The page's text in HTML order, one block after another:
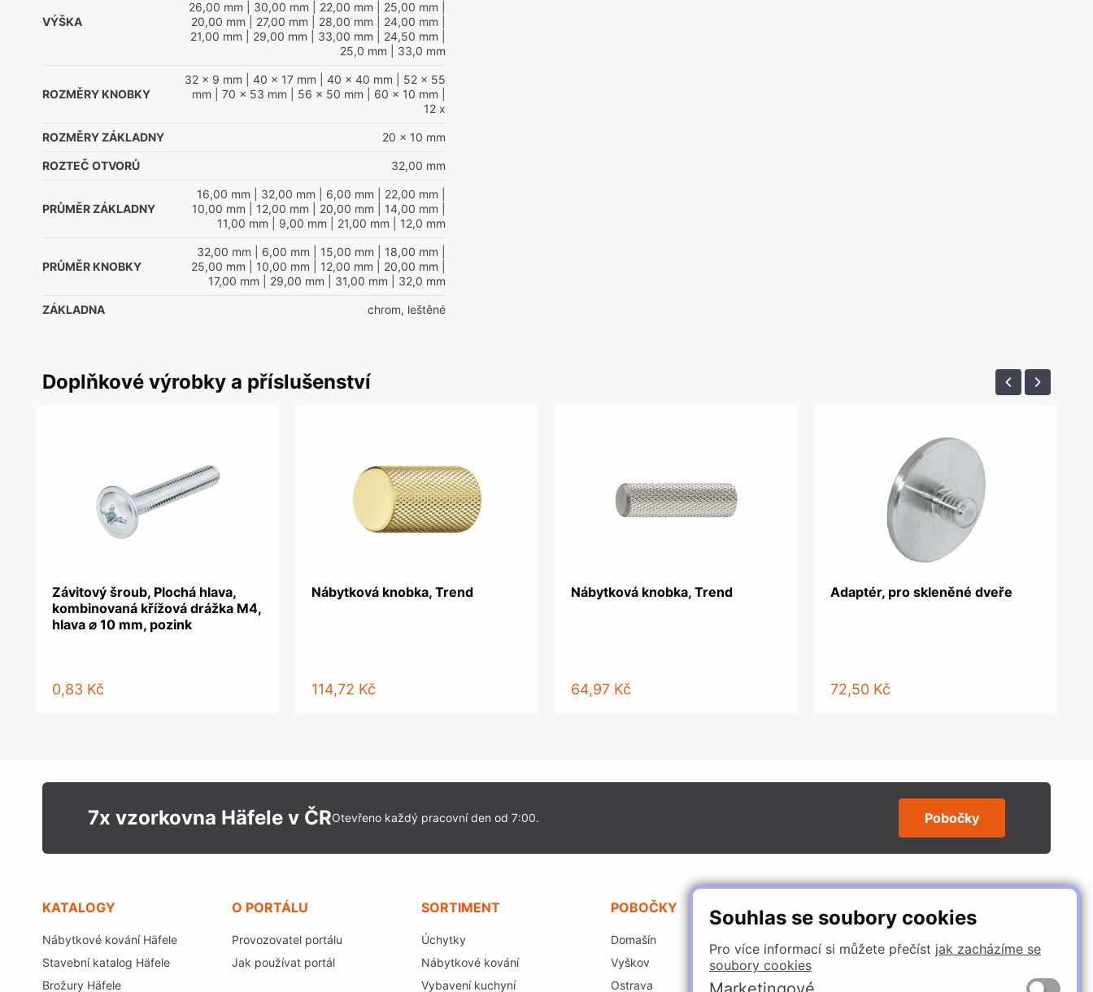
Souhlas se soubory cookies
Pro více informací si můžete přečíst jak zacházíme se
soubory cookies
VÝŠKA
26,00 mm | 30,00 mm | 22,00 mm | 25,00 mm
20,00 mm | 27,00 mm | 28,00 mm | 24,00 mm
21,00 mm | 29,00 mm | 33,00 mm | 24,50 mm
25,0 mm | 33,0 mm
ROZMĚRY KNOBKY
32 x 9 mm | 40 x 17 mm | 40 x 40 mm | 52 x 55
mm | 70 x 53 mm | 56 x 50 mm | 60 x 10 mm
12 x
ROZMĚRY ZÁKLADNY 20 x 10 mm
ROZTEČ OTVORŮ 32,00 mm
PRŮMĚR ZÁKLADNY
16,00 mm | 32,00 mm | 6,00 mm | 22,00 mm
10,00 mm | 12,00 mm | 20,00 mm | 14,00 mm
11,00 mm | 9,00 mm | 21,00 mm | 12,0 mm
PRŮMĚR KNOBKY
32,00 mm | 6,00 mm | 15,00 mm | 18,00 mm
25,00 mm | 10,00 mm | 12,00 mm | 20,00 mm
17,00 mm | 29,00 mm | 31,00 mm | 32,0 mm
ZÁKLADNA chrom, leštěné
Doplňkové výrobky a příslušenství
Závitový šroub, Plochá hlava,
kombinovaná křížová drážka M4,
hlava ⌀ 10 mm, pozink
0,83 Kč
Nábytková knobka, Trend
114,72 Kč
Nábytková knobka, Trend
64,97 Kč
Adaptér, pro skleněné dveře
72,50 Kč
7x vzorkovna Häfele v ČROtevřeno každý pracovní den od 7:00. Pobočky
KATALOGY
Nábytkové kování Häfele
Stavební katalog Häfele
Brožury Häfele
O PORTÁLU
Provozovatel portálu
Jak používat portál
SORTIMENT
Úchytky
Nábytkové kování
Vybavení kuchyní
POBOČKY
Domašín
Vyškov
Ostrava
SLEDUJTE NÁS